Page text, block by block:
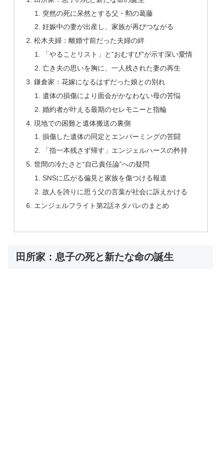
突然の死に呆然とする父・勲の葛藤
妊娠中の妻が出産し、家族が再びつながる
松木夫婦：離婚寸前だった夫婦の絆
「やることリスト」と“おむすび”が示す深い愛情
亡き夫の思いを胸に、一人残された妻の再生
鎌倉家：花嫁になるはずだった娘との別れ
遺体の損傷により面会がかなわない母の苦悩
婚約者が叶える最期のセレモニーと指輪
現地での困難と遺体搬送の裏側
損傷した遺体の同定とエンバーミングの苦闘
「指一本残さず帰す」エンジェルハースの矜持
世間の冷たさと“自己責任論”への疑問
SNSに広がる偏見と家族を傷つける報道
故人を誇りに思う父の言葉が社会に訴えかける
エンジェルフライト第2話ネタバレのまとめ
田所家：息子の死と新たな命の誕生